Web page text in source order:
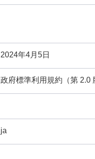
2024年4月5日
政府標準利用規約（第 2.0
ja